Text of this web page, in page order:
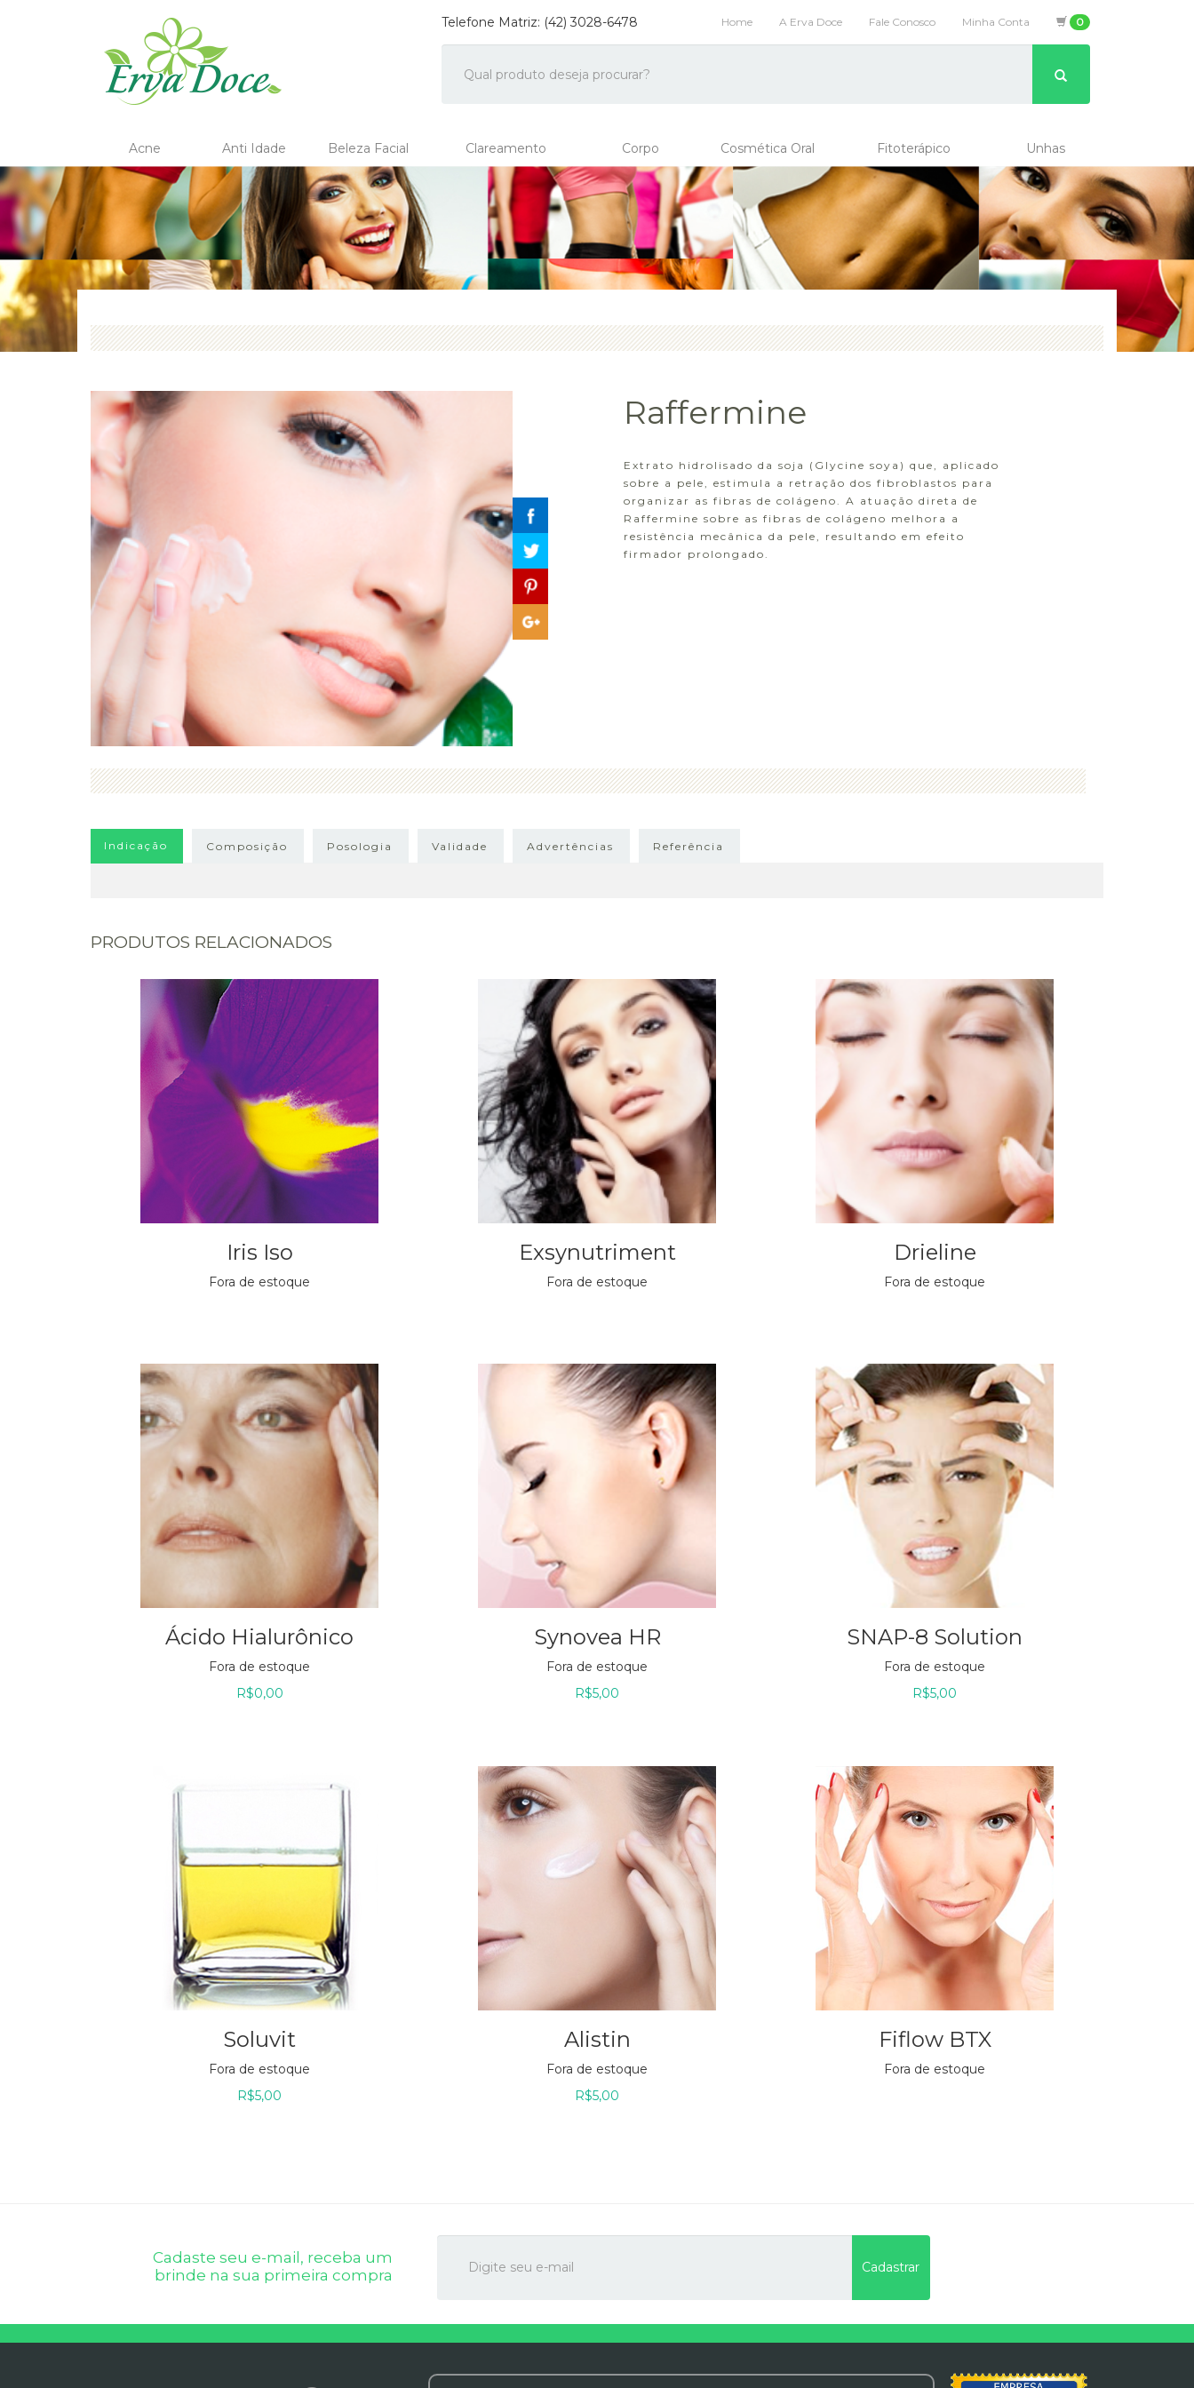
Telefone Matriz: (42) 3028-6478 Home A Erva Doce Fale Conosco Minha Conta 0
Acne Anti Idade Beleza Facial Clareamento Corpo Cosmética Oral Fitoterápico Unhas
Raffermine
Extrato hidrolisado da soja (Glycine soya) que, aplicado
sobre a pele, estimula a retração dos fibroblastos para
organizar as fibras de colágeno. A atuação direta de
Raffermine sobre as fibras de colágeno melhora a
resistência mecânica da pele, resultando em efeito
firmador prolongado.
Indicação Composição Posologia Validade Advertências Referência
PRODUTOS RELACIONADOS
Iris Iso
Fora de estoque
Exsynutriment
Fora de estoque
Drieline
Fora de estoque
Ácido Hialurônico
Fora de estoque
R$0,00
Synovea HR
Fora de estoque
R$5,00
SNAP-8 Solution
Fora de estoque
R$5,00
Soluvit
Fora de estoque
R$5,00
Alistin
Fora de estoque
R$5,00
Fiflow BTX
Fora de estoque
Cadaste seu e-mail, receba um
brinde na sua primeira compra
Cadastrar